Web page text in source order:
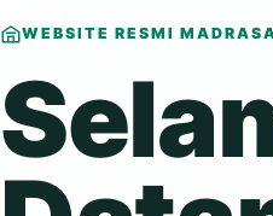
WEBSITE RESMI